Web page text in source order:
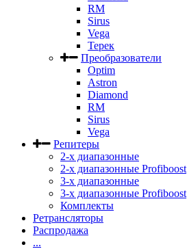
RM
Sirus
Vega
Терек
Преобразователи
Optim
Astron
Diamond
RM
Sirus
Vega
Репитеры
2-х диапазонные
2-х диапазонные Profiboost
3-х диапазонные
3-х диапазонные Profiboost
Комплекты
Ретрансляторы
Распродажа
...